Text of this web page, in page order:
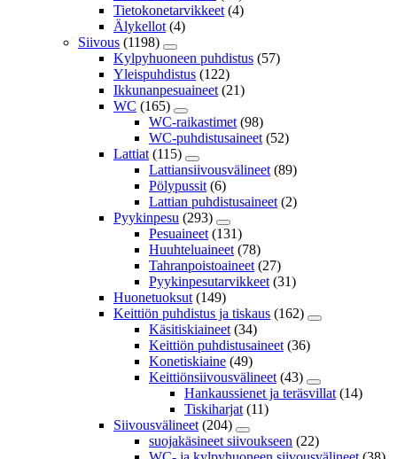
Tietokonetarvikkeet (4)
Älykellot (4)
Siivous (1198)
Kylpyhuoneen puhdistus (57)
Yleispuhdistus (122)
Ikkunanpesuaineet (21)
WC (165)
WC-raikastimet (98)
WC-puhdistusaineet (52)
Lattiat (115)
Lattiansiivousvälineet (89)
Pölypussit (6)
Lattian puhdistusaineet (2)
Pyykinpesu (293)
Pesuaineet (131)
Huuhteluaineet (78)
Tahranpoistoaineet (27)
Pyykinpesutarvikkeet (31)
Huonetuoksut (149)
Keittiön puhdistus ja tiskaus (162)
Käsitiskiaineet (34)
Keittiön puhdistusaineet (36)
Konetiskiaine (49)
Keittiönsiivousvälineet (43)
Hankaussienet ja teräsvillat (14)
Tiskiharjat (11)
Siivousvälineet (204)
suojakäsineet siivoukseen (22)